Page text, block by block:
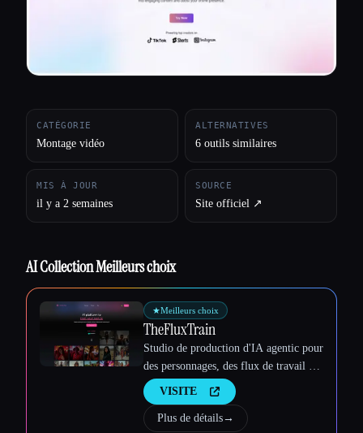
Esc
CATÉGORIE
Montage vidéo
ALTERNATIVES
6 outils similaires
MIS À JOUR
il y a 2 semaines
SOURCE
Site officiel ↗︎
AI Collection Meilleurs choix
★Meilleurs choix
TheFluxTrain
Studio de production d'IA agentic pour
des personnages, des flux de travail et
des vidéos cohérents
VISITE
Plus de détails→